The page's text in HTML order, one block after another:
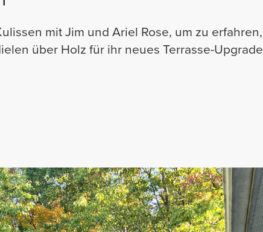
mit Jim und Ariel Rose, um zu erfahren,
über Holz für ihr neues Terrasse-Upgrade